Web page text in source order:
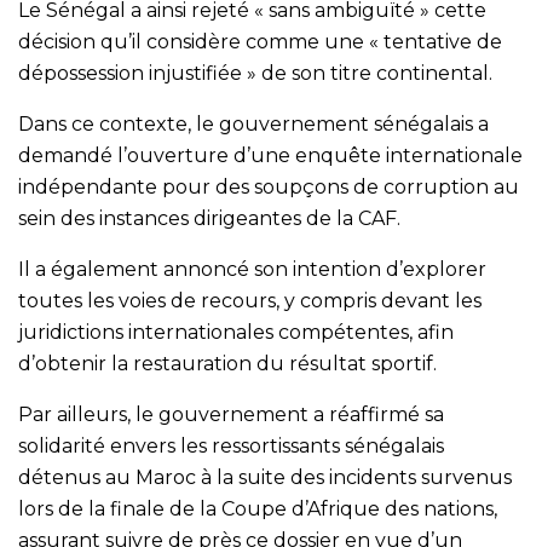
Le Sénégal a ainsi rejeté « sans ambiguïté » cette
décision qu’il considère comme une « tentative de
dépossession injustifiée » de son titre continental.
Dans ce contexte, le gouvernement sénégalais a
demandé l’ouverture d’une enquête internationale
indépendante pour des soupçons de corruption au
sein des instances dirigeantes de la CAF.
Il a également annoncé son intention d’explorer
toutes les voies de recours, y compris devant les
juridictions internationales compétentes, afin
d’obtenir la restauration du résultat sportif.
Par ailleurs, le gouvernement a réaffirmé sa
solidarité envers les ressortissants sénégalais
détenus au Maroc à la suite des incidents survenus
lors de la finale de la Coupe d’Afrique des nations,
assurant suivre de près ce dossier en vue d’un